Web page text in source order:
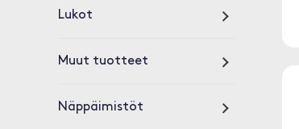
Lukot
Muut tuotteet
Näppäimistöt